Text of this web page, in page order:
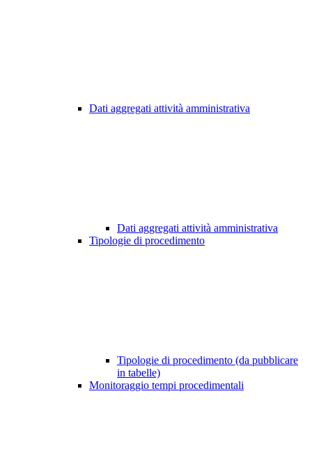
Dati aggregati attività amministrativa
Dati aggregati attività amministrativa
Tipologie di procedimento
Tipologie di procedimento (da pubblicare
in tabelle)
Monitoraggio tempi procedimentali